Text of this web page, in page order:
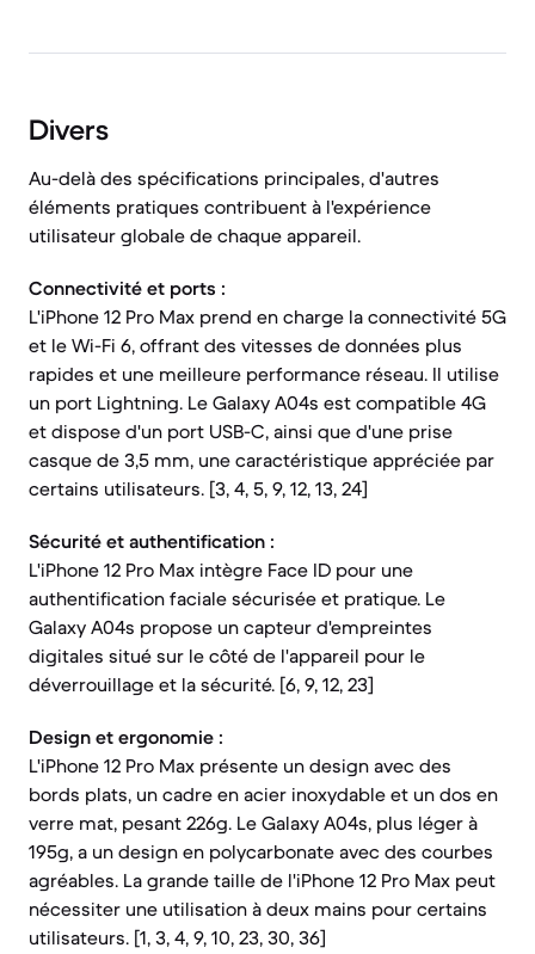
Divers
Au-delà des spécifications principales, d'autres
éléments pratiques contribuent à l'expérience
utilisateur globale de chaque appareil.
Connectivité et ports :
L'iPhone 12 Pro Max prend en charge la connectivité 5G
et le Wi-Fi 6, offrant des vitesses de données plus
rapides et une meilleure performance réseau. Il utilise
un port Lightning. Le Galaxy A04s est compatible 4G
et dispose d'un port USB-C, ainsi que d'une prise
casque de 3,5 mm, une caractéristique appréciée par
certains utilisateurs. [3, 4, 5, 9, 12, 13, 24]
Sécurité et authentification :
L'iPhone 12 Pro Max intègre Face ID pour une
authentification faciale sécurisée et pratique. Le
Galaxy A04s propose un capteur d'empreintes
digitales situé sur le côté de l'appareil pour le
déverrouillage et la sécurité. [6, 9, 12, 23]
Design et ergonomie :
L'iPhone 12 Pro Max présente un design avec des
bords plats, un cadre en acier inoxydable et un dos en
verre mat, pesant 226g. Le Galaxy A04s, plus léger à
195g, a un design en polycarbonate avec des courbes
agréables. La grande taille de l'iPhone 12 Pro Max peut
nécessiter une utilisation à deux mains pour certains
utilisateurs. [1, 3, 4, 9, 10, 23, 30, 36]